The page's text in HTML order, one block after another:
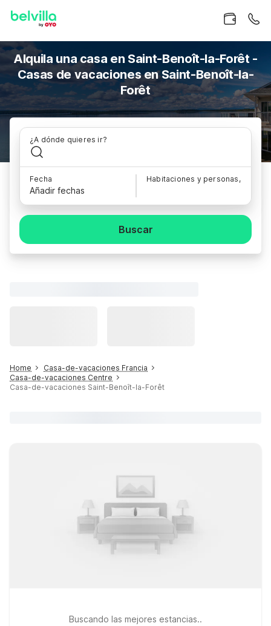
Alquila una casa en Saint-Benoît-la-Forêt -
Casas de vacaciones en Saint-Benoît-la-
Forêt
¿A dónde quieres ir?
Fecha
Añadir fechas
Habitaciones y personas,
Buscar
Home
Casa-de-vacaciones Francia
Casa-de-vacaciones Centre
Casa-de-vacaciones Saint-Benoît-la-Forêt
Buscando las mejores estancias..